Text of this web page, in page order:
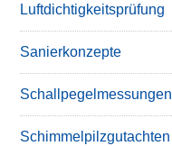
Luftdichtigkeitsprüfung
Sanierkonzepte
Schallpegelmessungen
Schimmelpilzgutachten